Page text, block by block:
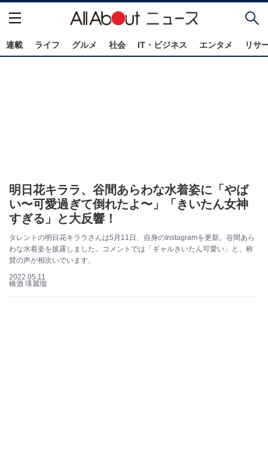
連載 ライフ グルメ 社会 IT・ビジネス エンタメ リサ
明日花キララ、谷間あらわな水着姿に「やば
い〜可愛過ぎて倒れたよ〜」「きいたん女神
すぎる」と大反響！
タレントの明日花キララさんは5月11日、自身のInstagramを更新。谷間あら
わな水着姿を披露しました。コメントでは「ギャルきいたん可愛い」と、称
賛の声が相次いでいます。
2022.05.11
橋酒 瑛麗瑠